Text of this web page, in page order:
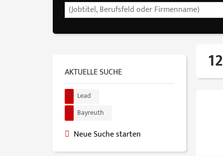
AKTUELLE SUCHE
Lead
Bayreuth
Neue Suche starten